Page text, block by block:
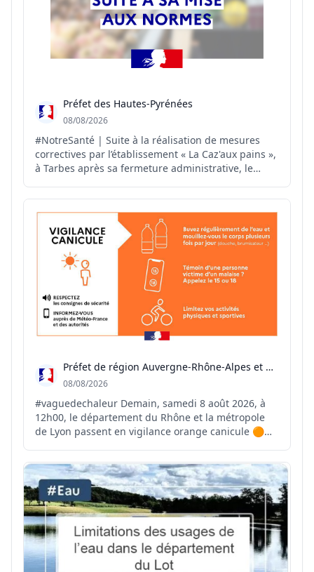
Préfet des Hautes-Pyrénées
08/08/2026
#NotreSanté | Suite à la réalisation de mesures
correctives par l’établissement « La Caz'aux pains »,
à Tarbes après sa fermeture administrative, le
réouverture de cet établissement.
Préfet de région Auvergne-Rhône-Alpes et du Rhône
08/08/2026
#vaguedechaleur Demain, samedi 8 août 2026, à
12h00, le département du Rhône et la métropole
de Lyon passent en vigilance orange canicule 🟠☀️
entre mercredi et vendredi prochain avec des
températures comprises entre 37 et 38 °C 🌡️ Face à
ces forte...